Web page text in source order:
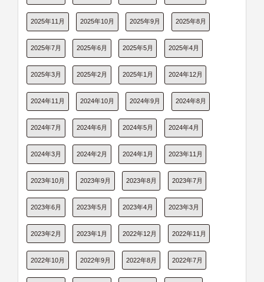
2025年11月 2025年10月 2025年9月 2025年8月
2025年7月 2025年6月 2025年5月 2025年4月
2025年3月 2025年2月 2025年1月 2024年12月
2024年11月 2024年10月 2024年9月 2024年8月
2024年7月 2024年6月 2024年5月 2024年4月
2024年3月 2024年2月 2024年1月 2023年11月
2023年10月 2023年9月 2023年8月 2023年7月
2023年6月 2023年5月 2023年4月 2023年3月
2023年2月 2023年1月 2022年12月 2022年11月
2022年10月 2022年9月 2022年8月 2022年7月